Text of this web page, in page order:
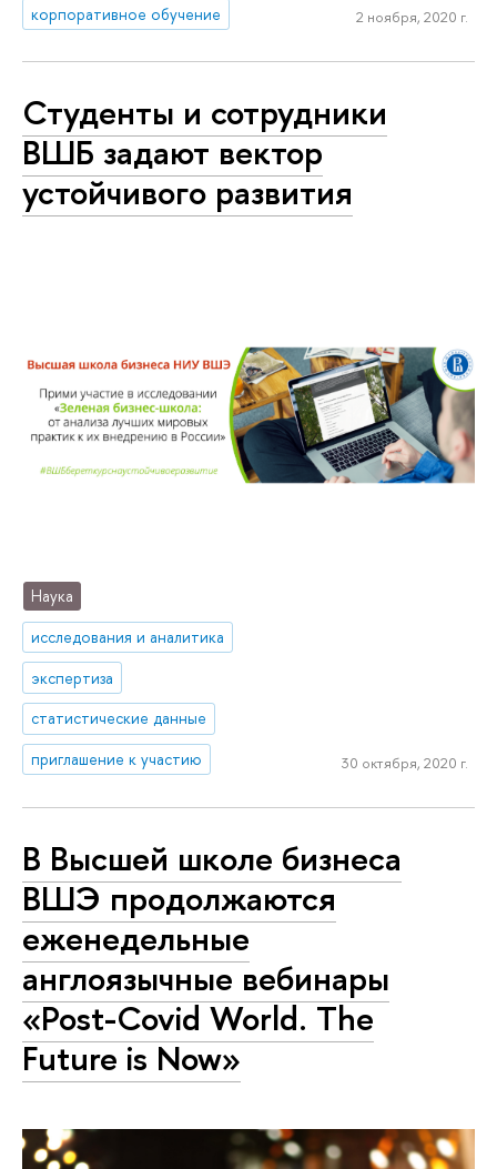
корпоративное обучение
2 ноября, 2020 г.
Студенты и сотрудники
ВШБ задают вектор
устойчивого развития
Наука
исследования и аналитика
экспертиза
статистические данные
приглашение к участию
30 октября, 2020 г.
В Высшей школе бизнеса
ВШЭ продолжаются
еженедельные
англоязычные вебинары
«Post-Covid World. The
Future is Now»